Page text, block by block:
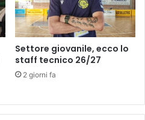
Settore giovanile, ecco lo
staff tecnico 26/27
2 giorni fa